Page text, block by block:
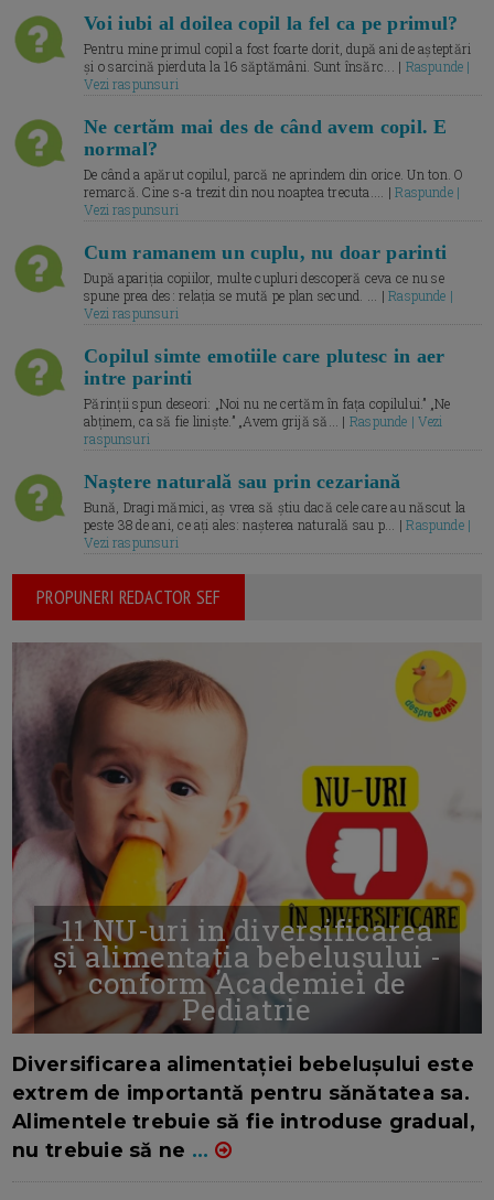
Voi iubi al doilea copil la fel ca pe primul?
Pentru mine primul copil a fost foarte dorit, după ani de așteptări
și o sarcină pierduta la 16 săptămâni. Sunt însărc... | Raspunde |
Vezi raspunsuri
Ne certăm mai des de când avem copil. E
normal?
De când a apărut copilul, parcă ne aprindem din orice. Un ton. O
remarcă. Cine s-a trezit din nou noaptea trecuta.... |Raspunde |
Vezi raspunsuri
Cum ramanem un cuplu, nu doar parinti
După apariția copiilor, multe cupluri descoperă ceva ce nu se
spune prea des: relația se mută pe plan secund. ... |Raspunde |
Vezi raspunsuri
Copilul simte emotiile care plutesc in aer
intre parinti
Părinții spun deseori: „Noi nu ne certăm în fața copilului.” „Ne
abținem, ca să fie liniște.” „Avem grijă să... | Raspunde | Vezi
raspunsuri
Naștere naturală sau prin cezariană
Bună, Dragi mămici, aș vrea să știu dacă cele care au născut la
peste 38 de ani, ce ați ales: nașterea naturală sau p... |Raspunde |
Vezi raspunsuri
PROPUNERI REDACTOR SEF
11 NU-uri in diversificarea
și alimentația bebelușului -
conform Academiei de
Pediatrie
Diversificarea alimentației bebelușului este
extrem de importantă pentru sănătatea sa.
Alimentele trebuie să fie introduse gradual,
nu trebuie să ne ...